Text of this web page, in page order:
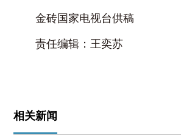
金砖国家电视台供稿
责任编辑：王奕苏
相关新闻